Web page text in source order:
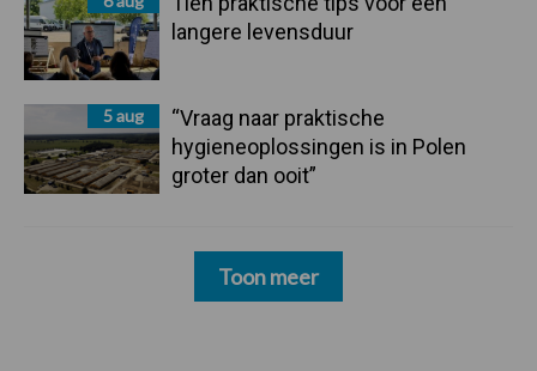
langere levensduur
5 aug
“Vraag naar praktische
hygieneoplossingen is in Polen
groter dan ooit”
Toon meer